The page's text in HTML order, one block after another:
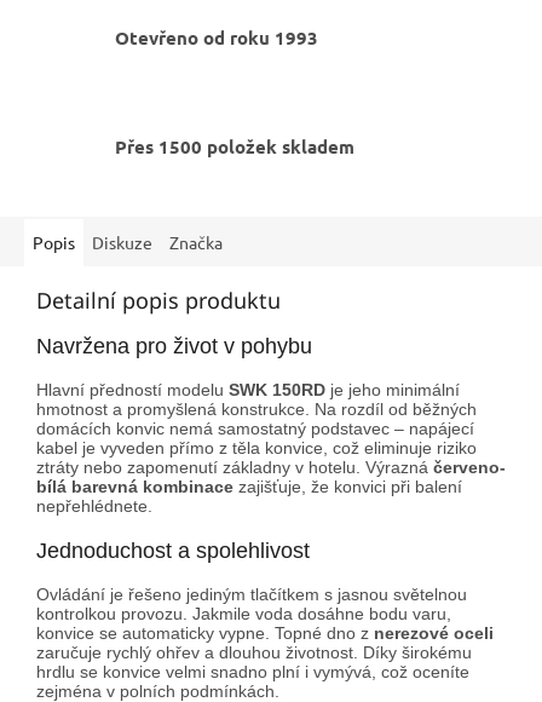
Otevřeno od roku 1993
Přes 1500 položek skladem
Popis Diskuze Značka
Detailní popis produktu
Navržena pro život v pohybu
Hlavní předností modelu SWK 150RD je jeho minimální
hmotnost a promyšlená konstrukce. Na rozdíl od běžných
domácích konvic nemá samostatný podstavec – napájecí
kabel je vyveden přímo z těla konvice, což eliminuje riziko
ztráty nebo zapomenutí základny v hotelu. Výrazná červeno-
bílá barevná kombinace zajišťuje, že konvici při balení
nepřehlédnete.
Jednoduchost a spolehlivost
Ovládání je řešeno jediným tlačítkem s jasnou světelnou
kontrolkou provozu. Jakmile voda dosáhne bodu varu,
konvice se automaticky vypne. Topné dno z nerezové oceli
zaručuje rychlý ohřev a dlouhou životnost. Díky širokému
hrdlu se konvice velmi snadno plní i vymývá, což oceníte
zejména v polních podmínkách.